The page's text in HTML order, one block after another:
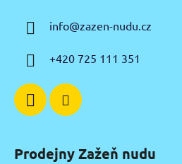
info@zazen-nudu.cz
+420 725 111 351
Prodejny Zažeň nudu